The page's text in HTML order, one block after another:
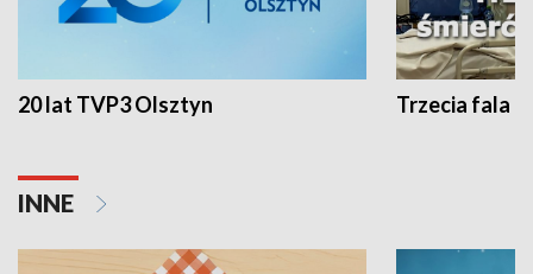
20 lat TVP3 Olsztyn Trzecia fala -
INNE